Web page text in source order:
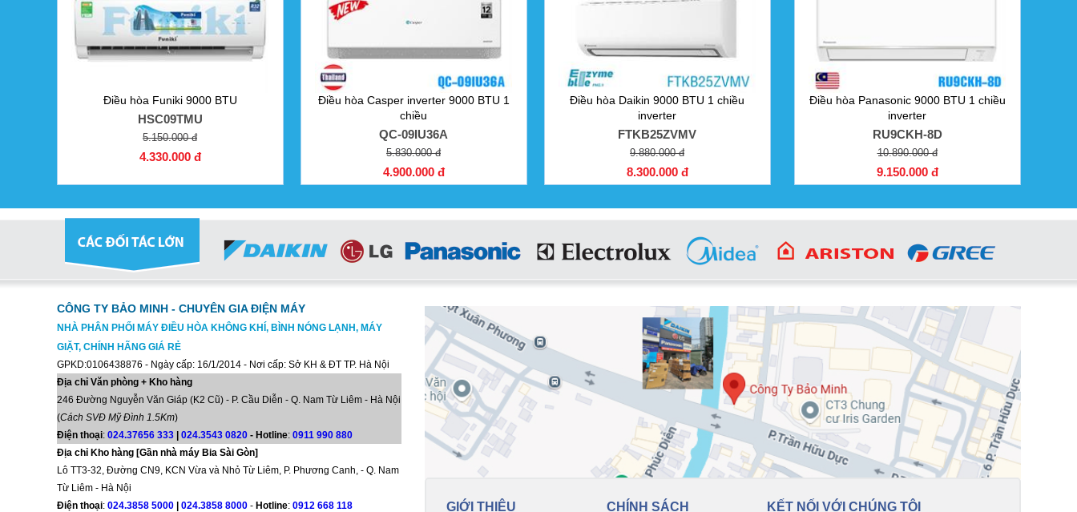
Điều hòa Funiki 9000 BTU
HSC09TMU
5.150.000 đ
4.330.000 đ
Điều hòa Casper inverter 9000 BTU 1
chiều
QC-09IU36A
5.830.000 đ
4.900.000 đ
Điều hòa Daikin 9000 BTU 1 chiều
inverter
FTKB25ZVMV
9.880.000 đ
8.300.000 đ
Điều hòa Panasonic 9000 BTU 1 chiều
inverter
RU9CKH-8D
10.890.000 đ
9.150.000 đ
CÔNG TY BẢO MINH - CHUYÊN GIA ĐIỆN MÁY
NHÀ PHÂN PHỐI MÁY ĐIỀU HÒA KHÔNG KHÍ, BÌNH NÓNG LẠNH, MÁY
GIẶT, CHÍNH HÃNG GIÁ RẺ
GPKD:0106438876 - Ngày cấp: 16/1/2014 - Nơi cấp: Sở KH & ĐT TP. Hà Nội
Địa chỉ Văn phòng + Kho hàng
246 Đường Nguyễn Văn Giáp (K2 Cũ) - P. Cầu Diễn - Q. Nam Từ Liêm - Hà Nội
(Cách SVĐ Mỹ Đình 1.5Km)
Điện thoại: 024.37656 333| 024.3543 0820 - Hotline: 0911 990 880
Địa chỉ Kho hàng [Gần nhà máy Bia Sài Gòn]
Lô TT3-32, Đường CN9, KCN Vừa và Nhỏ Từ Liêm, P. Phương Canh, - Q. Nam
Từ Liêm - Hà Nội
Điện thoại: 024.3858 5000| 024.3858 8000-Hotline: 0912 668 118 GIỚI THIỆU CHÍNH SÁCH KẾT NỐI VỚI CHÚNG TÔI